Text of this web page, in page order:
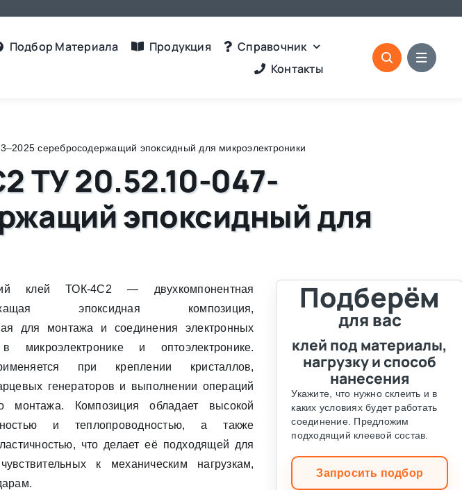
Подбор Материалa Продукция
Справочник
Контакты
серебросодержащий эпоксидный для микроэлектроники
ТУ 20.52.10-047-
эпоксидный для
клей ТОК-4С2 — двухкомпонентная
эпоксидная композиция,
для монтажа и соединения электронных
микроэлектронике и оптоэлектронике.
при креплении кристаллов,
генераторов и выполнении операций
монтажа. Композиция обладает высокой
и теплопроводностью, а также
что делает её подходящей для
к механическим нагрузкам,
Подберём
для вас
клей под материалы,
нагрузку и способ
нанесения
Укажите, что нужно склеить и в
каких условиях будет работать
соединение. Предложим
подходящий клеевой состав.
Запросить подбор